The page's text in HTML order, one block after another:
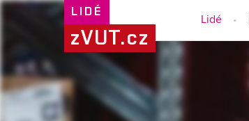
LIDÉ
zVUT.cz
Lidé